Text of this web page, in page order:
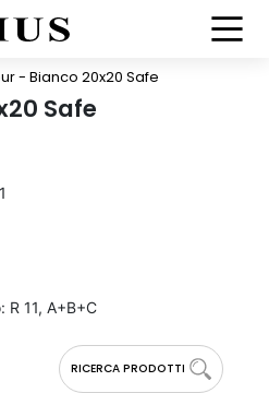
- Bianco 20x20 Safe
Safe
RICERCA PRODOTTI
R 11, A+B+C